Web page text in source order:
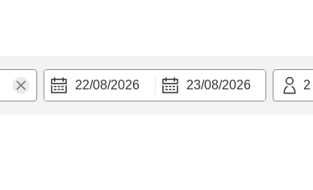
22/08/2026 23/08/2026 2